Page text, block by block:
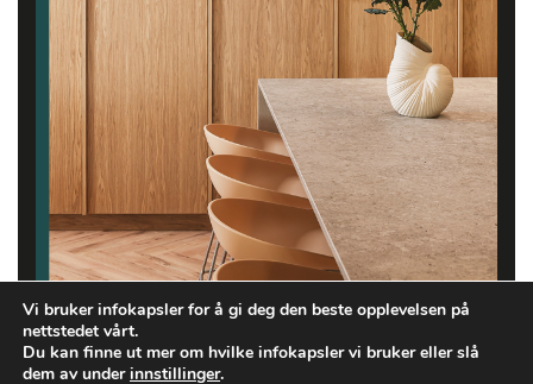
Vi bruker infokapsler for å gi deg den beste opplevelsen på
nettstedet vårt.
Du kan finne ut mer om hvilke infokapsler vi bruker eller slå
dem av underinnstillinger.